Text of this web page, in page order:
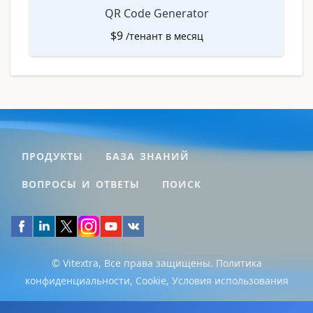
QR Code Generator
$9 /тенант в месяц
ПРОДУКТЫ БАЗА ЗНАНИЙ
ВОПРОСЫ И ОТВЕТЫ ПОИСК
© Vitextra, Все права защищены. Политика
конфиденциальности, Cookie, Условия использования